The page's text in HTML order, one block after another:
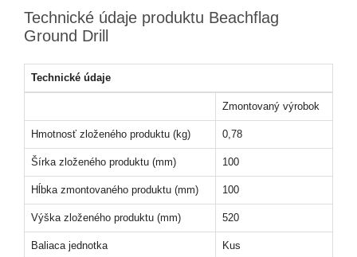
Technické údaje produktu Beachflag
Ground Drill
Technické údaje
Zmontovaný výrobok
Hmotnosť zloženého produktu (kg) 0,78
Šírka zloženého produktu (mm) 100
Hĺbka zmontovaného produktu (mm) 100
Výška zloženého produktu (mm) 520
Baliaca jednotka Kus